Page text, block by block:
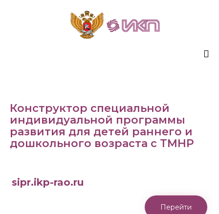
Конструктор специальной
индивидуальной программы
развития для детей раннего и
дошкольного возраста с ТМНР
sipr.ikp-rao.ru
Перейти